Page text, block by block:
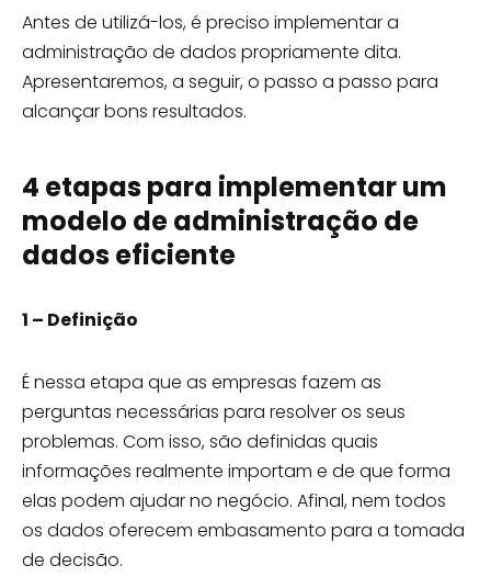
Antes de utilizá-los, é preciso implementar a
administração de dados propriamente dita.
Apresentaremos, a seguir, o passo a passo para
alcançar bons resultados.
4 etapas para implementar um
modelo de administração de
dados eficiente
1 – Definição
É nessa etapa que as empresas fazem as
perguntas necessárias para resolver os seus
problemas. Com isso, são definidas quais
informações realmente importam e de que forma
elas podem ajudar no negócio. Afinal, nem todos
os dados oferecem embasamento para a tomada
de decisão.